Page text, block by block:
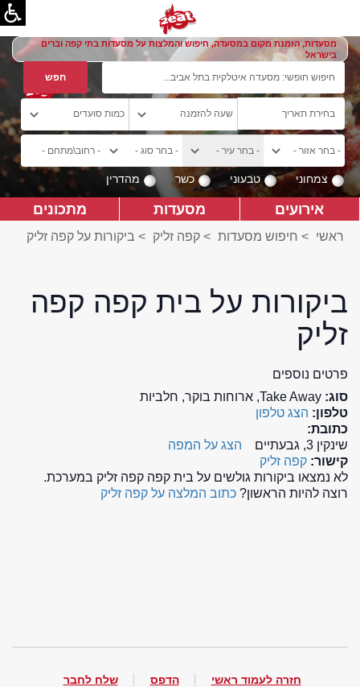
מסעדות, הזמנת מקום במסעדה, חיפוש והמלצות על מסעדות בתי קפה וברים
בישראל
צמחוני טבעוני כשר מהדרין
אירועים מסעדות מתכונים
ראשי > חיפוש מסעדות > קפה זליק > ביקורות על קפה זליק
ביקורות על בית קפה קפה
זליק
פרטים נוספים
סוג: Take Away, ארוחות בוקר, חלביות
טלפון: הצג טלפון
כתובת:
שינקין 3, גבעתיים
הצג על המפה
קישור: קפה זליק
לא נמצאו ביקורות גולשים על בית קפה קפה זליק במערכת.
רוצה להיות הראשון? כתוב המלצה על קפה זליק
חזרה לעמוד ראשי הדפס שלח לחבר